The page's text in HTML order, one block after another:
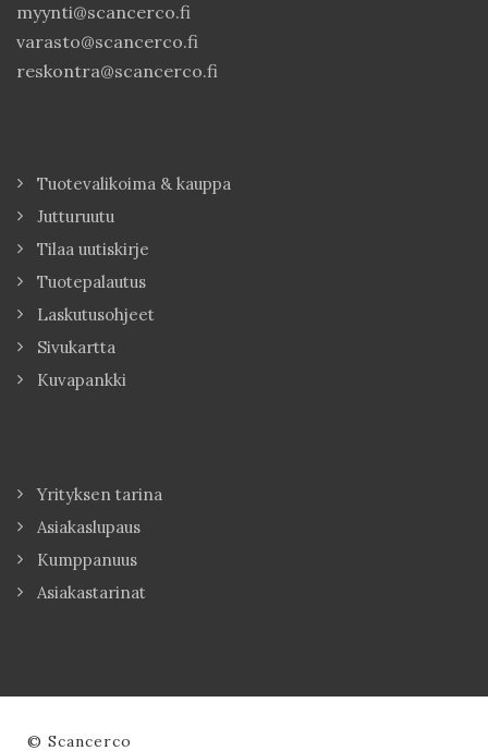
myynti@scancerco.fi
varasto@scancerco.fi
reskontra@scancerco.fi
Tuotevalikoima & kauppa
Jutturuutu
Tilaa uutiskirje
Tuotepalautus
Laskutusohjeet
Sivukartta
Kuvapankki
Yrityksen tarina
Asiakaslupaus
Kumppanuus
Asiakastarinat
© Scancerco